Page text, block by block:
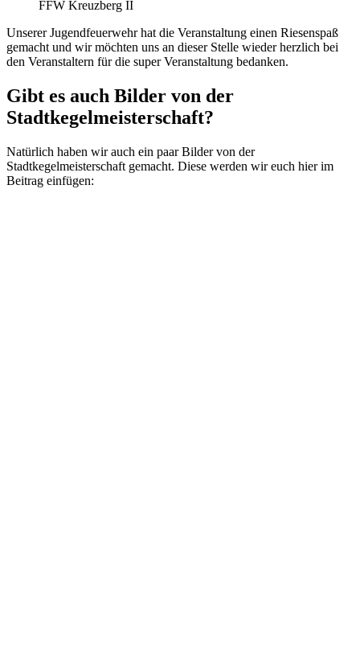
FFW Kreuzberg II
Unserer Jugendfeuerwehr hat die Veranstaltung einen Riesenspaß
gemacht und wir möchten uns an dieser Stelle wieder herzlich bei
den Veranstaltern für die super Veranstaltung bedanken.
Gibt es auch Bilder von der
Stadtkegelmeisterschaft?
Natürlich haben wir auch ein paar Bilder von der
Stadtkegelmeisterschaft gemacht. Diese werden wir euch hier im
Beitrag einfügen: